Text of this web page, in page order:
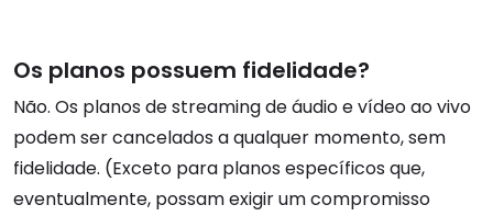
Os planos possuem fidelidade?
Não. Os planos de streaming de áudio e vídeo ao vivo
podem ser cancelados a qualquer momento, sem
fidelidade. (Exceto para planos específicos que,
eventualmente, possam exigir um compromisso